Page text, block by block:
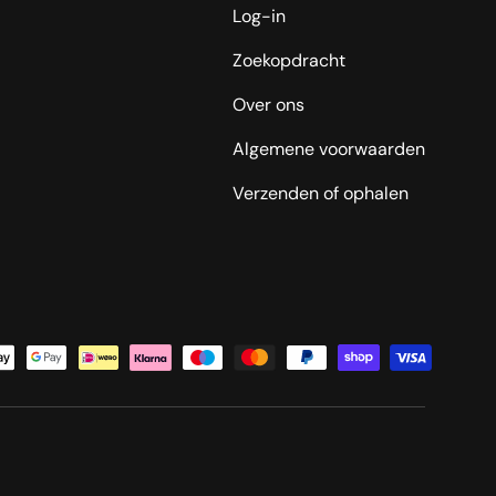
Log-in
Zoekopdracht
Over ons
Algemene voorwaarden
Verzenden of ophalen